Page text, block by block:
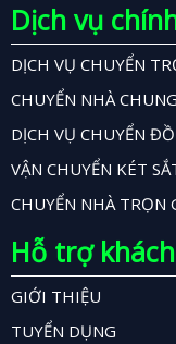
Dịch vụ
DỊCH VỤ CHUYỂN
CHUYỂN NHÀ
DỊCH VỤ CHUYỂN ĐỒ
VẬN CHUYỂN KÉT
CHUYỂN NHÀ TRỌN
Hỗ trợ
GIỚI THIỆU
TUYỂN DỤNG